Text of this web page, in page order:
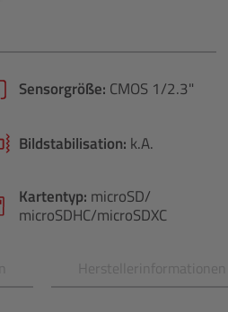
Sensorgröße: CMOS 1/2.3"
Bildstabilisation: k.A.
Kartentyp: microSD/​
microSDHC/​microSDXC
Herstellerinformationen